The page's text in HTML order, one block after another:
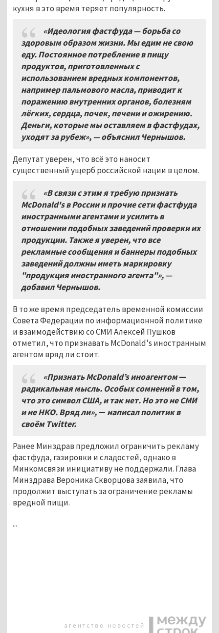
кухня в это время теряет популярность.
«Идеология фастфуда — борьба со
здоровым образом жизни.Мы едим не свою
еду.Постоянное потребление в пищу
продуктов,приготовленных с
использованием вредных компонентов,
например пальмового масла,приводит к
поражению внутренних органов,болезням
лёгких, сердца, почек,печени и ожирению.
Деньги,которые мы оставляем в фастфудах,
уходят за рубеж», —объяснил Чернышов.
Депутат уверен, что всё это наносит
существенный ущерб российской нации в целом.
«В связи с этим я требую признать
McDonald'sв России и прочие сети фастфуда
иностранными агентами и усилить в
отношении подобных заведений проверки их
продукции. Также я уверен, что все
рекламные сообщения и баннеры подобных
заведений должны иметь маркировку
"продукция иностранного агента"», —
добавил Чернышов.
В то же время председатель временной комиссии
Совета Федерации по информационной политике
и взаимодействию со СМИ Алексей Пушков
отметил, что признавать McDonald's иностранным
агентом вряд ли стоит.
«ПризнатьMcDonald’sиноагентом—
радикальная мысль. Особых сомнений в том,
что это символ США, и так нет.Но это не СМИ
и не НКО. Вряд ли»,— написал политик в
своём Twitter.
Ранее Минздрав предложил ограничить рекламу
фастфуда, газировки и сладостей, однако в
Минкомсвязи инициативу не поддержали. Глава
Минздрава Вероника Скворцова заявила, что
продолжит выступать за ограничение рекламы
вредной пищи.
...